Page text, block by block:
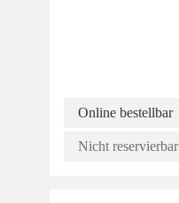
Online bestellbar
Nicht reservierbar